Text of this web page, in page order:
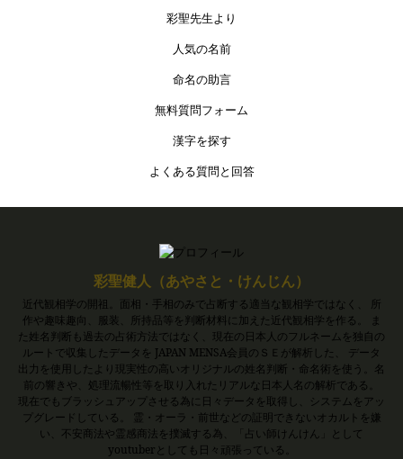
彩聖先生より
人気の名前
命名の助言
無料質問フォーム
漢字を探す
よくある質問と回答
彩聖健人（あやさと・けんじん）
近代観相学の開祖。面相・手相のみで占断する適当な観相学ではなく、 所
作や趣味趣向、服装、所持品等を判断材料に加えた近代観相学を作る。 ま
た姓名判断も過去の占術方法ではなく、現在の日本人のフルネームを独自の
ルートで収集したデータを JAPAN MENSA会員のＳＥが解析した、 データ
出力を使用したより現実性の高いオリジナルの姓名判断・命名術を使う。名
前の響きや、処理流暢性等を取り入れたリアルな日本人名の解析である。
現在でもブラッシュアップさせる為に日々データを取得し、システムをアッ
プグレードしている。 霊・オーラ・前世などの証明できないオカルトを嫌
い、不安商法や霊感商法を撲滅する為、「占い師けんけん」として
youtuberとしても日々頑張っている。